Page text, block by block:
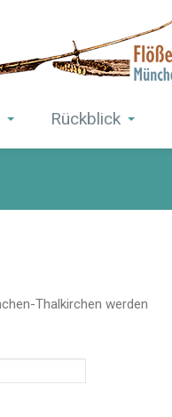
Rückblick
Thalkirchen werden